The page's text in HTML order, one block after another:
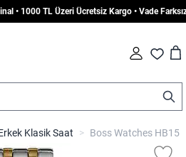
• 1000 TL Üzeri Ücretsiz Kargo • Vade Farksız
Fav Cart
Klasik Saat > Boss Watches